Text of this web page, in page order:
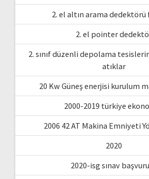
2. el altın arama dedektörü
2. el pointer
2. sınıf düzenli depolama
atıklar
20 Kw Güneş enerjisi kurulum
2000-2019 türkiye
2006 42 AT Makina Emniyeti
2020
2020-isg sınav